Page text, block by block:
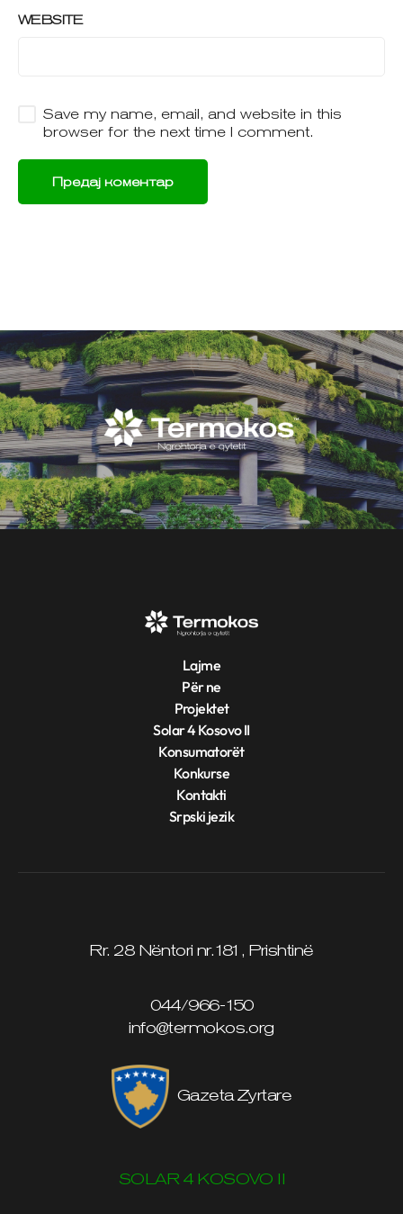
WEBSITE
Save my name, email, and website in this
browser for the next time I comment.
Lajme
Për ne
Projektet
Solar 4 Kosovo II
Konsumatorët
Konkurse
Kontakti
Srpski jezik
Rr. 28 Nëntori nr.181, Prishtinë
044/966-150
info@termokos.org
Gazeta Zyrtare
SOLAR 4 KOSOVO II